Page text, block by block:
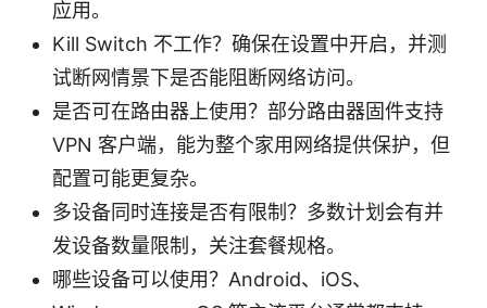
应用。
Kill Switch 不工作？确保在设置中开启，并测
试断网情景下是否能阻断网络访问。
是否可在路由器上使用？部分路由器固件支持
VPN 客户端，能为整个家用网络提供保护，但
配置可能更复杂。
多设备同时连接是否有限制？多数计划会有并
发设备数量限制，关注套餐规格。
哪些设备可以使用？Android、iOS、